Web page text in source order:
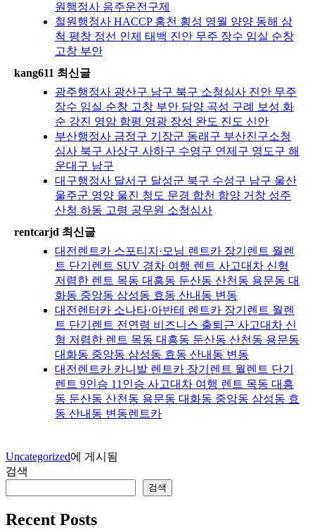
원행정사 음주운전구제
철원행정사 HACCP 홍천 횡성 영월 양양 동해 삼
척 평창 정선 인제 태백 진안 무주 장수 임실 순창
고창 부안
kang611 최신글
광주행정사 광산구 남구 북구 소청심사 진안 무주
장수 임실 순창 고창 부안 담양 곡성 구례 보성 화
순 강진 영암 함평 영광 장성 완도 진도 신안
부산행정사 금정구 기장군 동래구 부산진구소청
심사 북구 사상구 사하구 수영구 연제구 영도구 해
운대구 남구
대구행정사 달서구 달성군 북구 수성구 남구 울산
울주군 영양 울진 청도 문경 합천 함양 거창 성주
산청 하동 고령 공무원 소청심사
rentcarjd 최신글
대전렌트카 스포티지·모닝 렌트카 장기렌트 월렌
트 단기렌트 SUV 경차 여행 렌트 사고대차 신형
저렴한 렌트 목동 대흥동 둔산동 산천동 용문동 대
화동 중앙동 삼성동 효동 산내동 변동
대전렌터카 소나타·아반테 렌트카 장기렌트 월렌
트 단기렌트 전연령 비즈니스 출퇴근 사고대차 신
형 저렴한 렌트 목동 대흥동 둔산동 산천동 용문동
대화동 중앙동 삼성동 효동 산내동 변동
대전렌트카 카니발 렌트카 장기렌트 월렌트 단기
렌트 9인승 11인승 사고대차 여행 렌트 목동 대흥
동 둔산동 산천동 용문동 대화동 중앙동 삼성동 효
동 산내동 변동렌트카
Uncategorized에 게시됨
검색
검색
Recent Posts